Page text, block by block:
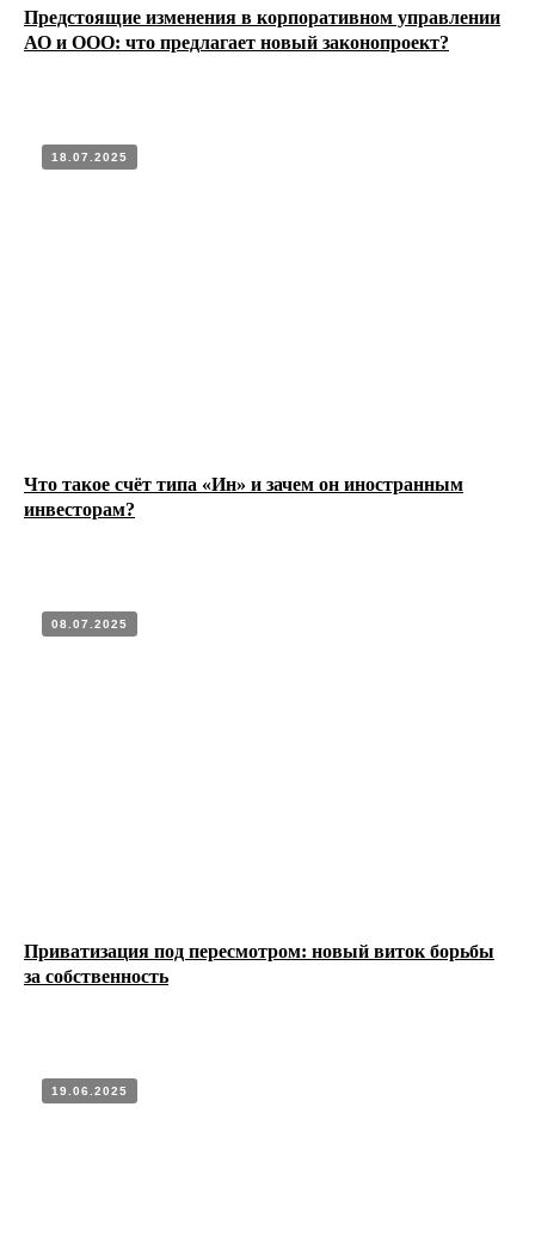
Предстоящие изменения в корпоративном управлении
АО и ООО: что предлагает новый законопроект?
18.07.2025
Что такое счёт типа «Ин» и зачем он иностранным
инвесторам?
08.07.2025
Приватизация под пересмотром: новый виток борьбы
за собственность
19.06.2025